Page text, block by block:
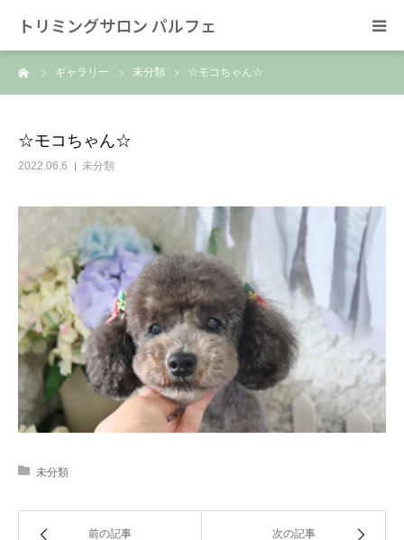
トリミングサロン パルフェ
ギャラリー 未分類 ☆モコちゃん☆
☆モコちゃん☆
2022.06.6 未分類
未分類
前の記事 次の記事
HOME
スタッフ
SNS/リンク